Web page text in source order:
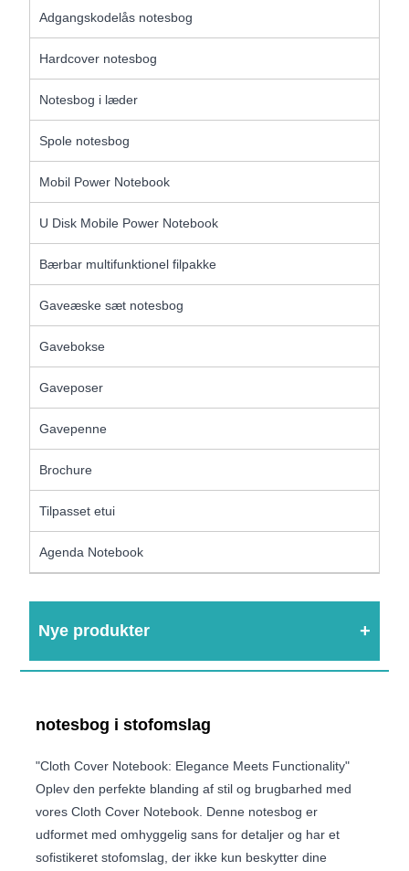
Adgangskodelås notesbog
Hardcover notesbog
Notesbog i læder
Spole notesbog
Mobil Power Notebook
U Disk Mobile Power Notebook
Bærbar multifunktionel filpakke
Gaveæske sæt notesbog
Gavebokse
Gaveposer
Gavepenne
Brochure
Tilpasset etui
Agenda Notebook
Nye produkter
notesbog i stofomslag
"Cloth Cover Notebook: Elegance Meets Functionality"
Oplev den perfekte blanding af stil og brugbarhed med
vores Cloth Cover Notebook. Denne notesbog er
udformet med omhyggelig sans for detaljer og har et
sofistikeret stofomslag, der ikke kun beskytter dine